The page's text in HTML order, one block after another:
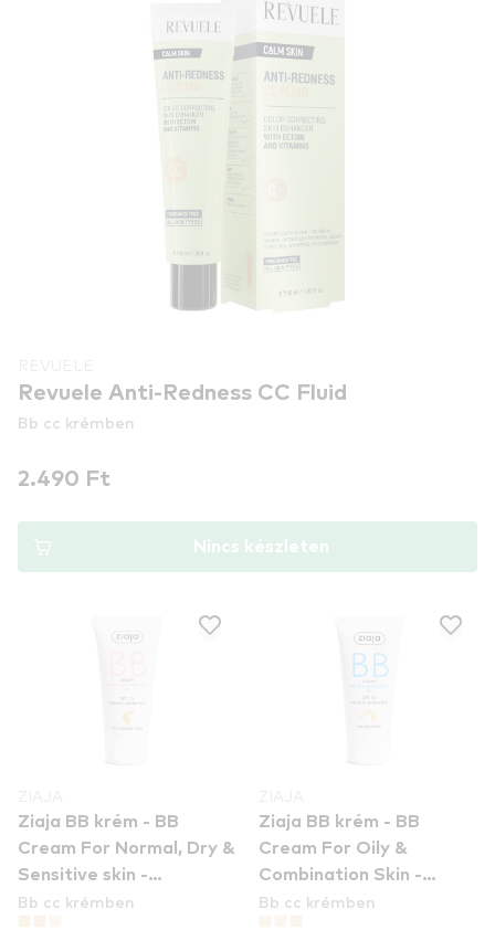
Revuele Anti-Redness CC Fluid
Bb cc krémben
2.490 Ft
Nincs készleten
Ziaja BB krém - BB
Cream For Normal, Dry &
Sensitive skin -
Dark/Peach Tone
Bb cc krémben
Ziaja BB krém - BB
Cream For Oily &
Combination Skin -
Natural Tone
Bb cc krémben